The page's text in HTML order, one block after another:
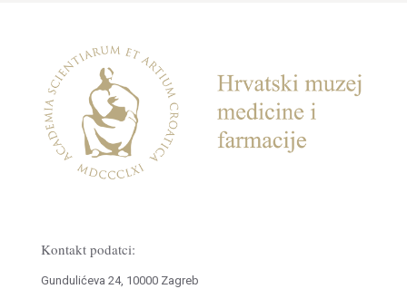
Kontakt podatci:
Gundulićeva 24, 10000 Zagreb